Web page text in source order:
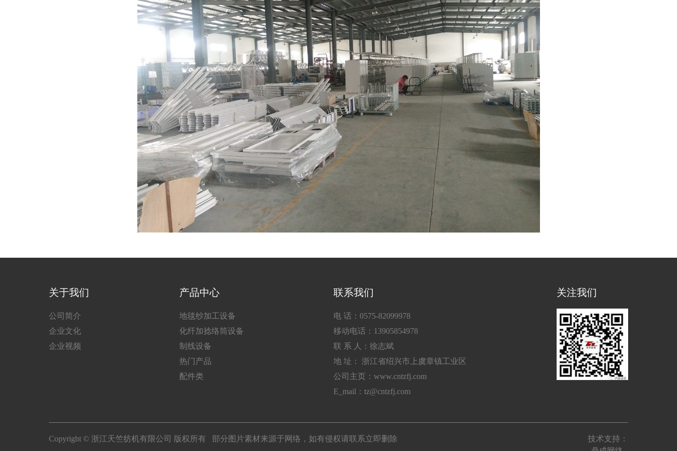
关于我们
公司简介
企业文化
企业视频
产品中心
地毯纱加工设备
化纤加捻络筒设备
制线设备
热门产品
配件类
联系我们
电 话：0575-82099978
移动电话：13905854978
联 系 人：徐志斌
地 址： 浙江省绍兴市上虞章镇工业区
公司主页：www.cntzfj.com
E_mail：tz@cntzfj.com
关注我们
Copyright © 浙江天竺纺机有限公司 版权所有 部分图片素材来源于网络，如有侵权请联系立即删除
技术支持：